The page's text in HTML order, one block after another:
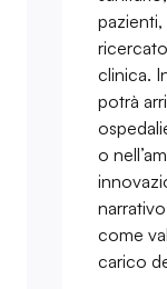
clinica.
potrà
o
come
carico